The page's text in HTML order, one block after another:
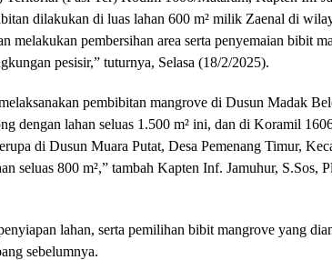
dilakukan di luas lahan 600 m² milik Zaenal di
melakukan pembersihan area serta penyemaian bibit
pesisir,” tuturnya, Selasa (18/2/2025).
pembibitan mangrove di Dusun Madak
dengan lahan seluas 1.500 m² ini, dan di Koramil
di Dusun Muara Putat, Desa Pemenang Timur,
seluas 800 m²,” tambah Kapten Inf. Jamuhur, S.Sos,
lahan, serta pemilihan bibit mangrove yang
sebelumnya.